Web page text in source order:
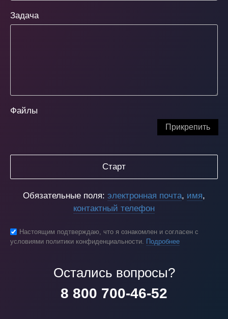
Задача
Файлы
Прикрепить
Старт
Обязательные поля: электронная почта, имя,
контактный телефон
Настоящим подтверждаю, что я ознакомлен и согласен с
условиями политики конфиденциальности. Подробнее
Остались вопросы?
8 800 700-46-52